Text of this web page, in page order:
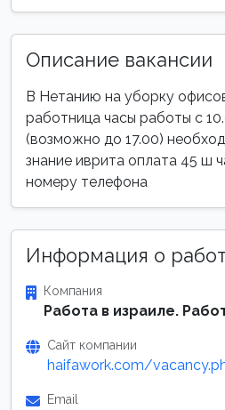
Описание вакансии
В Нетанию на уборку
работница часы работы с
(возможно до 17.00)
знание иврита оплата 45 ш
номеру телефона
Информация о
Компания
Работа в израиле.
Сайт компании
haifawork.com/
Email